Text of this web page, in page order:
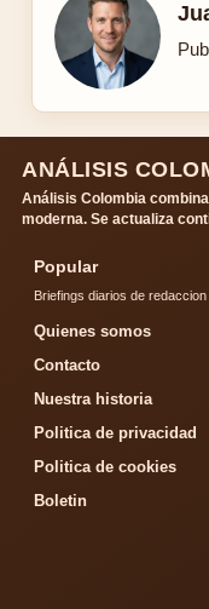
ANÁLISIS
Análisis Colombia
moderna. Se actualiza
Popular
Briefings diarios de
Quienes somos
Contacto
Nuestra historia
Politica de privacidad
Politica de cookies
Boletin